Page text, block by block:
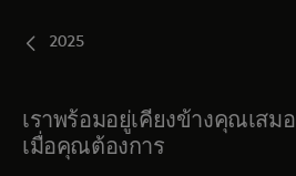
2025
เราพร้อมอยู่เคียงข้างคุณเสมอ
เมื่อคุณต้องการ